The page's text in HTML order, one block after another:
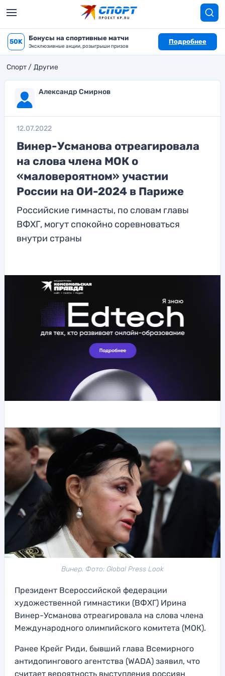
50K Бонусы на спортивные матчи
Эксклюзивные акции, розыгрыши призов
Подробнее
Спорт Другие
Александр Смирнов
12.07.2022
Винер-Усманова отреагировала
на слова члена МОК о
«маловероятном» участии
России на ОИ-2024 в Париже
Российские гимнасты, по словам главы
ВФХГ, могут спокойно соревноваться
внутри страны
Винер. Фото: Global Press Look
Президент Всероссийской федерации
художественной гимнастики (ВФХГ) Ирина
Винер-Усманова отреагировала на слова члена
Международного олимпийского комитета (МОК).
Ранее Крейг Риди, бывший глава Всемирного
антидопингового агентства (WADA) заявил, что
считает вероятность выступления россиян